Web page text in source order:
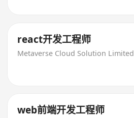
react开发工程师
Metaverse Cloud Solution Limited
web前端开发工程师